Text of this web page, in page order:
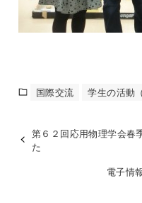
国際交流 学生の活動
第６２回応用物理学会春
た
電子情